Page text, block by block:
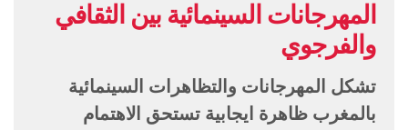
المهرجانات السينمائية بين الثقافي
والفرجوي
تشكل المهرجانات والتظاهرات السينمائية
بالمغرب ظاهرة ايجابية تستحق الاهتمام